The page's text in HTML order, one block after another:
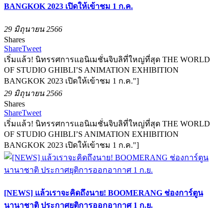
BANGKOK 2023 เปิดให้เข้าชม 1 ก.ค.
29 มิถุนายน 2566
Shares
ShareTweet
เริ่มแล้ว! นิทรรศการแอนิเมชั่นจิบลิที่ใหญ่ที่สุด THE WORLD
OF STUDIO GHIBLI’S ANIMATION EXHIBITION
BANGKOK 2023 เปิดให้เข้าชม 1 ก.ค."]
29 มิถุนายน 2566
Shares
ShareTweet
เริ่มแล้ว! นิทรรศการแอนิเมชั่นจิบลิที่ใหญ่ที่สุด THE WORLD
OF STUDIO GHIBLI’S ANIMATION EXHIBITION
BANGKOK 2023 เปิดให้เข้าชม 1 ก.ค."]
[NEWS] แล้วเราจะคิดถึงนาย! BOOMERANG ช่องการ์ตูน
นานาชาติ ประกาศยุติการออกอากาศ 1 ก.ย.